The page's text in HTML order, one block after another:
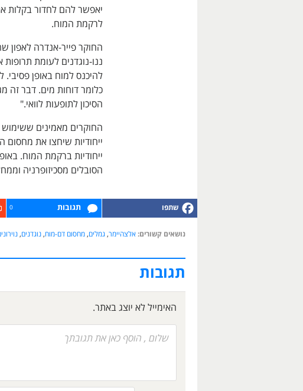
יאפשר להם לחדור בקלות
לרקמת המוח.
החוקר פייר-אנדרה לאפון
ננו-נוגדנים לעומת
להיכנס למוח באופן פסיבי.
כלומר דוחות מים. דבר זה
הסיכון לתופעות לוואי."
החוקרים מאמינים ששימוש
ייחודיות שיחצו את מחסום
ייחודיות ברקמת המוח.
הסובלים מסכיזופרניה
תגובות 0
נושאים קשורים: אלצהיימר,גמלים,מחסום דם-מוח,נוגדנים,
תגובות
האימייל לא יוצג באתר.